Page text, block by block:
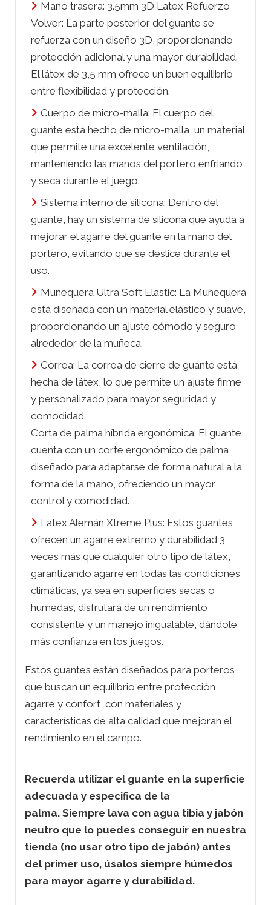
Mano trasera: 3.5mm 3D Latex Refuerzo
Volver: La parte posterior del guante se
refuerza con un diseño 3D, proporcionando
protección adicional y una mayor durabilidad.
El látex de 3,5 mm ofrece un buen equilibrio
entre flexibilidad y protección.
Cuerpo de micro-malla: El cuerpo del
guante está hecho de micro-malla, un material
que permite una excelente ventilación,
manteniendo las manos del portero enfriando
y seca durante el juego.
Sistema interno de silicona: Dentro del
guante, hay un sistema de silicona que ayuda a
mejorar el agarre del guante en la mano del
portero, evitando que se deslice durante el
uso.
Muñequera Ultra Soft Elastic: La Muñequera
está diseñada con un material elástico y suave,
proporcionando un ajuste cómodo y seguro
alrededor de la muñeca.
Correa: La correa de cierre de guante está
hecha de látex, lo que permite un ajuste firme
y personalizado para mayor seguridad y
comodidad.
Corta de palma híbrida ergonómica: El guante
cuenta con un corte ergonómico de palma,
diseñado para adaptarse de forma natural a la
forma de la mano, ofreciendo un mayor
control y comodidad.
Latex Alemán Xtreme Plus: Estos guantes
ofrecen un agarre extremo y durabilidad 3
veces más que cualquier otro tipo de látex,
garantizando agarre en todas las condiciones
climáticas, ya sea en superficies secas o
húmedas, disfrutará de un rendimiento
consistente y un manejo inigualable, dándole
más confianza en los juegos.
Estos guantes están diseñados para porteros
que buscan un equilibrio entre protección,
agarre y confort, con materiales y
características de alta calidad que mejoran el
rendimiento en el campo.
Recuerda utilizar el guante en la superficie
adecuada y especifica de la
palma. Siempre lava con agua tibia y jabón
neutro que lo puedes conseguir en nuestra
tienda (no usar otro tipo de jabón) antes
del primer uso, úsalos siempre húmedos
para mayor agarre y durabilidad.